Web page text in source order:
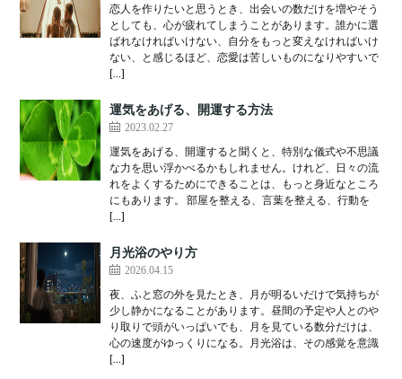
恋人を作りたいと思うとき、出会いの数だけを増やそう
としても、心が疲れてしまうことがあります。誰かに選
ばれなければいけない、自分をもっと変えなければいけ
ない、と感じるほど、恋愛は苦しいものになりやすいで
[…]
運気をあげる、開運する方法
2023.02.27
運気をあげる、開運すると聞くと、特別な儀式や不思議
な力を思い浮かべるかもしれません。けれど、日々の流
れをよくするためにできることは、もっと身近なところ
にもあります。 部屋を整える、言葉を整える、行動を
[…]
月光浴のやり方
2026.04.15
夜、ふと窓の外を見たとき、月が明るいだけで気持ちが
少し静かになることがあります。昼間の予定や人とのや
り取りで頭がいっぱいでも、月を見ている数分だけは、
心の速度がゆっくりになる。月光浴は、その感覚を意識
[…]